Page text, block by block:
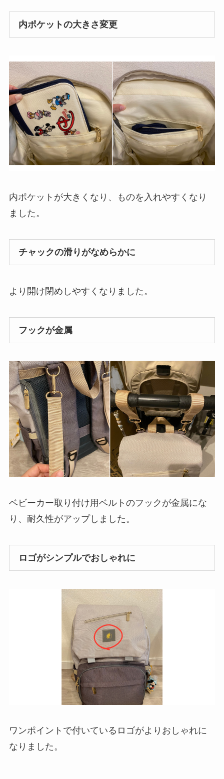
内ポケットの大きさ変更
内ポケットが大きくなり、ものを入れやすくなり
ました。
チャックの滑りがなめらかに
より開け閉めしやすくなりました。
フックが金属
ベビーカー取り付け用ベルトのフックが金属にな
り、耐久性がアップしました。
ロゴがシンプルでおしゃれに
ワンポイントで付いているロゴがよりおしゃれに
なりました。